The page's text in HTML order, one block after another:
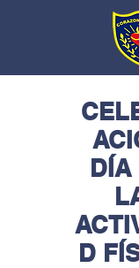
DÍA
D